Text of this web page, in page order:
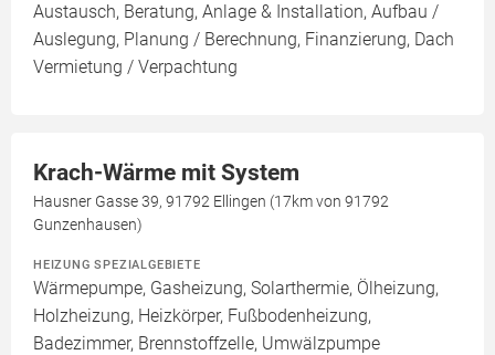
Austausch, Beratung, Anlage & Installation, Aufbau /
Auslegung, Planung / Berechnung, Finanzierung, Dach
Vermietung / Verpachtung
Krach-Wärme mit System
Hausner Gasse 39, 91792 Ellingen (17km von 91792
Gunzenhausen)
HEIZUNG SPEZIALGEBIETE
Wärmepumpe, Gasheizung, Solarthermie, Ölheizung,
Holzheizung, Heizkörper, Fußbodenheizung,
Badezimmer, Brennstoffzelle, Umwälzpumpe